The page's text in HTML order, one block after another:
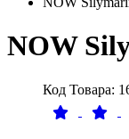
NOW
Код Товара: